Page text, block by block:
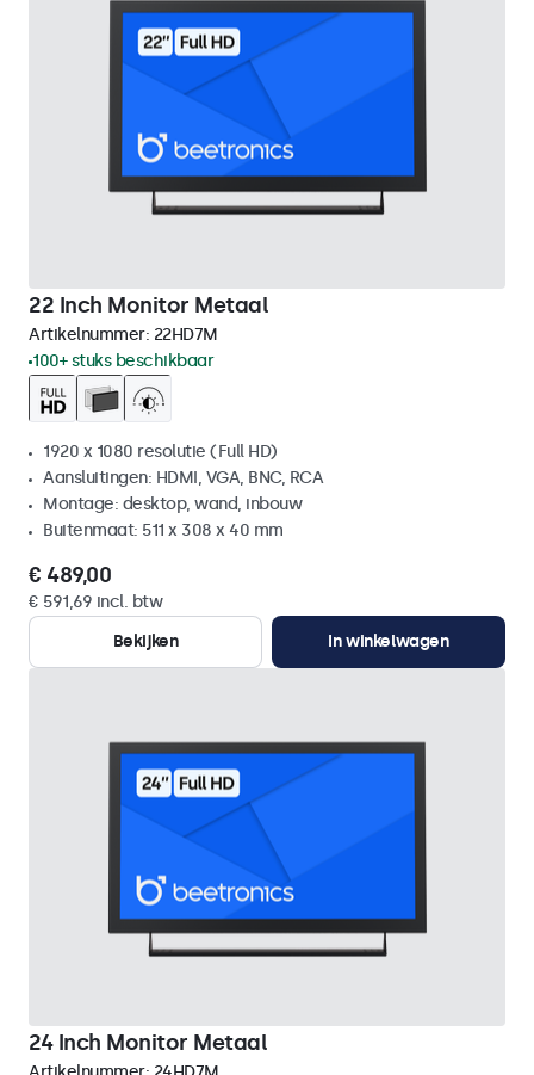
22 Inch Monitor Metaal
Artikelnummer: 22HD7M
100+ stuks beschikbaar
1920 x 1080 resolutie (Full HD)
Aansluitingen: HDMI, VGA, BNC, RCA
Montage: desktop, wand, inbouw
Buitenmaat: 511 x 308 x 40 mm
€ 489,00
€ 591,69 incl. btw
Bekijken
In winkelwagen
24 Inch Monitor Metaal